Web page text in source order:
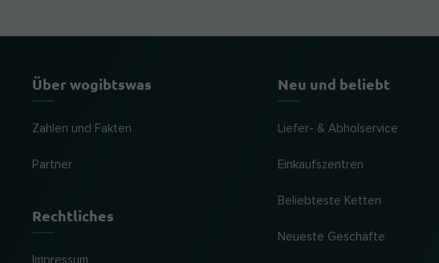
Über wogibtswas
Zahlen und Fakten
Partner
Rechtliches
Impressum
Neu und beliebt
Liefer- & Abholservice
Einkaufszentren
Beliebteste Ketten
Neueste Geschäfte